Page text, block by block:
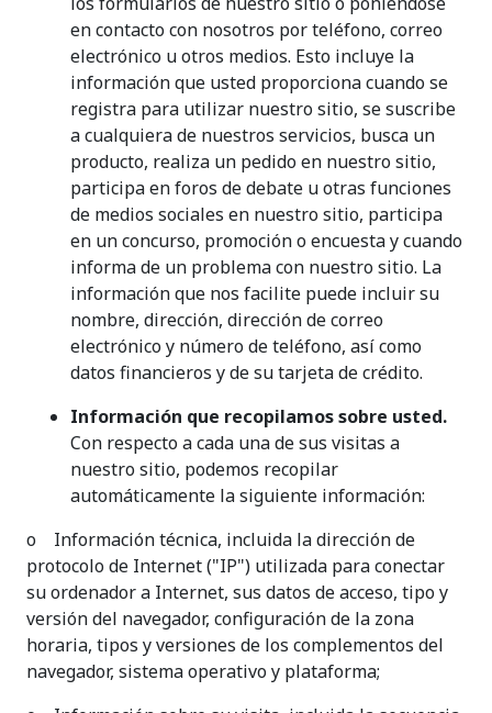
en contacto con nosotros por teléfono, correo
electrónico u otros medios. Esto incluye la
información que usted proporciona cuando se
registra para utilizar nuestro sitio, se suscribe
a cualquiera de nuestros servicios, busca un
producto, realiza un pedido en nuestro sitio,
participa en foros de debate u otras funciones
de medios sociales en nuestro sitio, participa
en un concurso, promoción o encuesta y cuando
informa de un problema con nuestro sitio. La
información que nos facilite puede incluir su
nombre, dirección, dirección de correo
electrónico y número de teléfono, así como
datos financieros y de su tarjeta de crédito.
Información que recopilamos sobre usted.
Con respecto a cada una de sus visitas a
nuestro sitio, podemos recopilar
automáticamente la siguiente información:
o Información técnica, incluida la dirección de
protocolo de Internet ("IP") utilizada para conectar
su ordenador a Internet, sus datos de acceso, tipo y
versión del navegador, configuración de la zona
horaria, tipos y versiones de los complementos del
navegador, sistema operativo y plataforma;